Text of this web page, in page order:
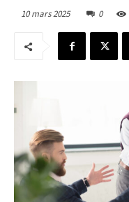
10 mars 2025 0